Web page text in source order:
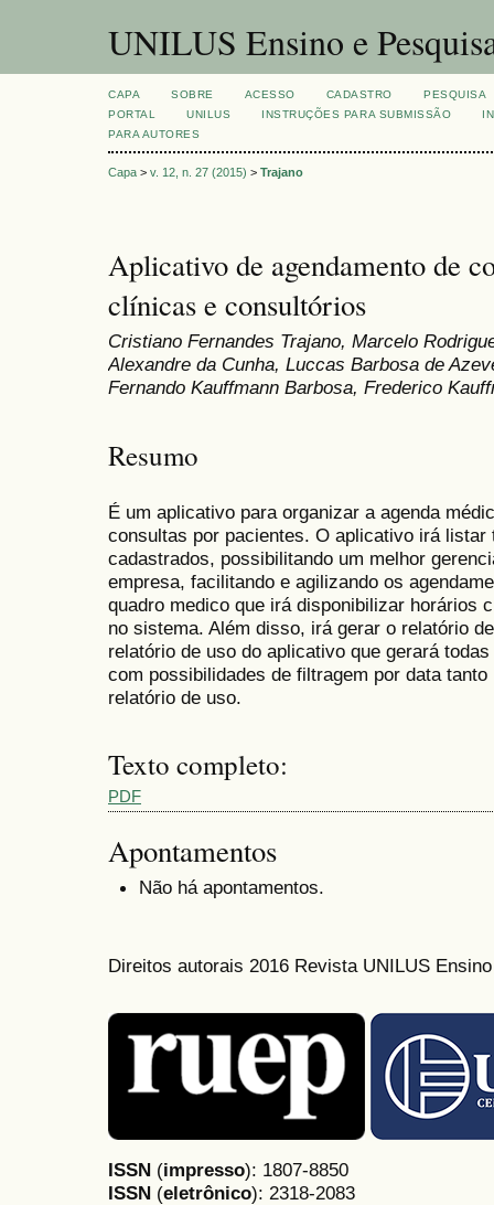
UNILUS Ensino e
CAPA SOBRE ACESSO CADASTRO
PESQUISA
PORTAL
UNILUS INSTRUÇÕES PARA SUBMISSÃO
PARA AUTORES
Capa > v. 12, n. 27 (2015) > Trajano
Aplicativo de agendamento de
clínicas e consultórios
Cristiano Fernandes Trajano, Marcelo
Alexandre da Cunha, Luccas Barbosa de
Fernando Kauffmann Barbosa, Frederico
Resumo
É um aplicativo para organizar a agenda
consultas por pacientes. O aplicativo irá
cadastrados, possibilitando um melhor
empresa, facilitando e agilizando os
quadro medico que irá disponibilizar horários
no sistema. Além disso, irá gerar o relatório
relatório de uso do aplicativo que gerará
com possibilidades de filtragem por data
relatório de uso.
Texto completo:
PDF
Apontamentos
Não há apontamentos.
Direitos autorais 2016 Revista UNILUS
ISSN (impresso): 1807-8850
ISSN (eletrônico): 2318-2083